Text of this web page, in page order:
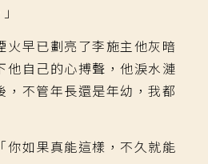
早已劃亮了李施主他灰暗
他自己的心搏聲，他淚水漣
，不管年長還是年幼，我都
如果真能這樣，不久就能